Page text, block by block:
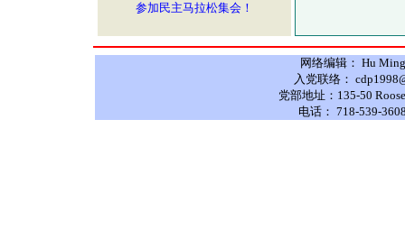
参加民主马拉松集会！
网络编辑： Hu
入党联络：
党部地址：135-50
电话： 718-539-